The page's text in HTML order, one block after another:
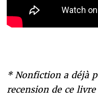
* Nonfiction a déjà
recension de ce